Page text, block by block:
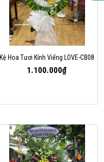
Kệ Hoa Tươi Kính Viếng LOVE-CB08
1.100.000₫